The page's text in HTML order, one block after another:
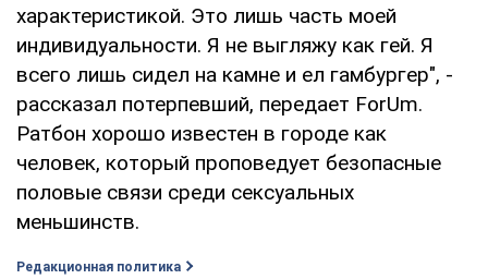
характеристикой. Это лишь часть моей
индивидуальности. Я не выгляжу как гей. Я
всего лишь сидел на камне и ел гамбургер", -
рассказал потерпевший, передает ForUm.
Ратбон хорошо известен в городе как
человек, который проповедует безопасные
половые связи среди сексуальных
меньшинств.
Редакционная политика